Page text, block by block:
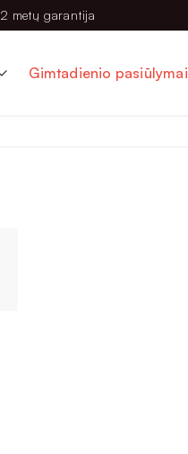
2 metų garantija
Gimtadienio pasiūlymai